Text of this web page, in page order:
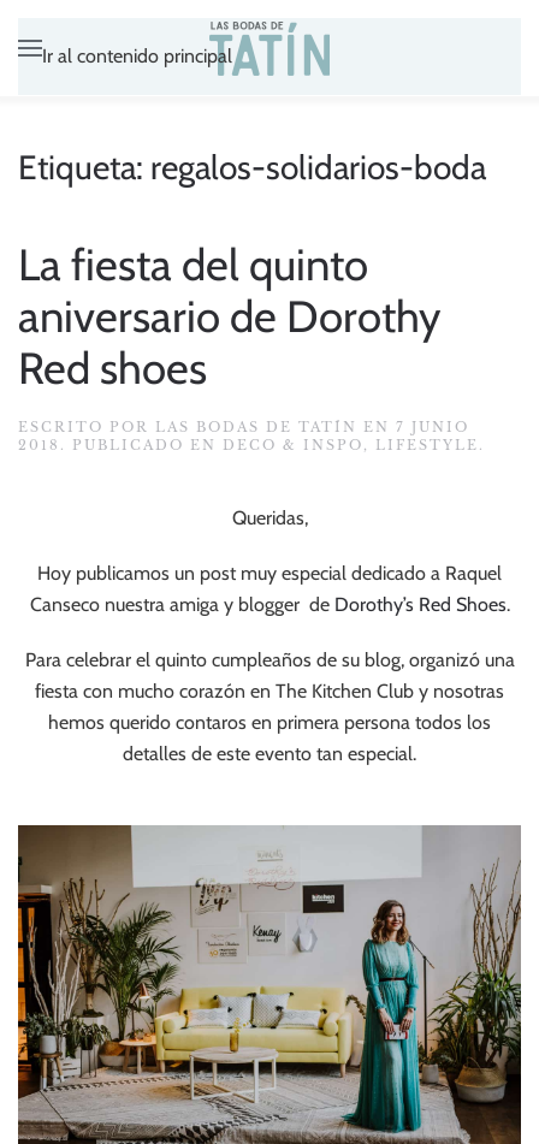
Ir al contenido principal
Etiqueta: regalos-solidarios-boda
La fiesta del quinto
aniversario de Dorothy
Red shoes
ESCRITO POR LAS BODAS DE TATÍN EN 7 JUNIO
2018 . PUBLICADO EN DECO & INSPO , LIFESTYLE .
Queridas,
Hoy publicamos un post muy especial dedicado a Raquel
Canseco nuestra amiga y blogger de Dorothy’s Red Shoes.
Para celebrar el quinto cumpleaños de su blog, organizó una
fiesta con mucho corazón en The Kitchen Club y nosotras
hemos querido contaros en primera persona todos los
detalles de este evento tan especial.